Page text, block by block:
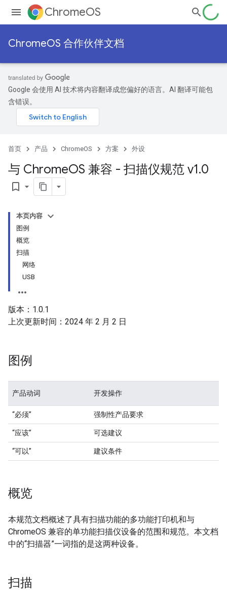
ChromeOS
ChromeOS 合作伙伴文档
Google 会使用 AI 技术将内容翻译成您偏好的语言。AI 翻译可能包
含错误。
首页 产品 ChromeOS 方案 外设
与 ChromeOS 兼容 - 扫描仪规范 v1.0
bookmark_border
本页内容
图例
概览
扫描
网络
USB
版本：1.0.1
上次更新时间：2024 年 2 月 2 日
图例
产品动词 开发操作
“必须” 强制性产品要求
“应该” 可选建议
“可以” 建议条件
概览
本规范文档概述了具有扫描功能的多功能打印机和与
ChromeOS 兼容的单功能扫描仪设备的范围和规范。本文档
中的“扫描器”一词指的是这两种设备。
扫描